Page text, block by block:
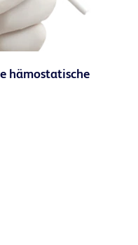
hämostatische